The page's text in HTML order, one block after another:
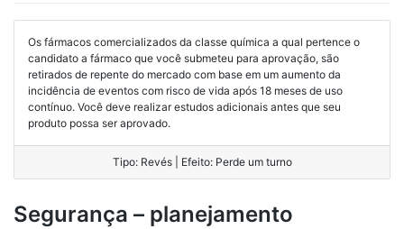
Os fármacos comercializados da classe química a qual pertence o
candidato a fármaco que você submeteu para aprovação, são
retirados de repente do mercado com base em um aumento da
incidência de eventos com risco de vida após 18 meses de uso
contínuo. Você deve realizar estudos adicionais antes que seu
produto possa ser aprovado.
Tipo: Revés | Efeito: Perde um turno
Segurança – planejamento